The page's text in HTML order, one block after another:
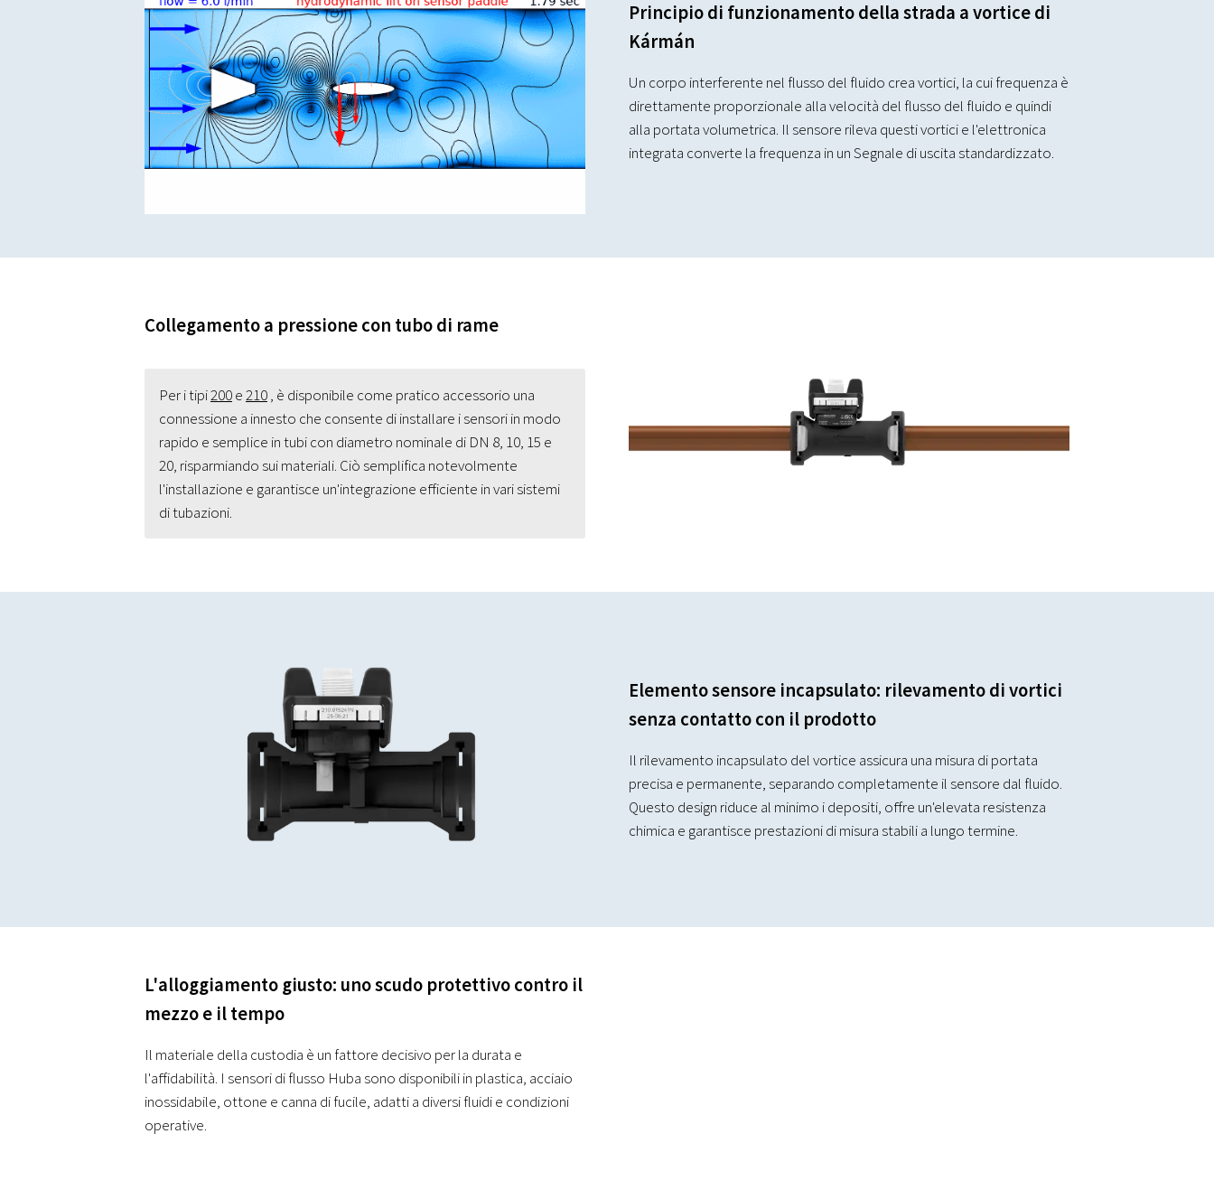
Principio di funzionamento della strada a vortice di
Kármán
Un corpo interferente nel flusso del fluido crea vortici, la cui frequenza è
direttamente proporzionale alla velocità del flusso del fluido e quindi
alla portata volumetrica. Il sensore rileva questi vortici e l'elettronica
integrata converte la frequenza in un Segnale di uscita standardizzato.
Collegamento a pressione con tubo di rame
Per i tipi200e210, è disponibile come pratico accessorio una
connessione a innesto che consente di installare i sensori in modo
rapido e semplice in tubi con diametro nominale di DN 8, 10, 15 e
20, risparmiando sui materiali. Ciò semplifica notevolmente
l'installazione e garantisce un'integrazione efficiente in vari sistemi
di tubazioni.
Elemento sensore incapsulato: rilevamento di vortici
senza contatto con il prodotto
Il rilevamento incapsulato del vortice assicura una misura di portata
precisa e permanente, separando completamente il sensore dal fluido.
Questo design riduce al minimo i depositi, offre un'elevata resistenza
chimica e garantisce prestazioni di misura stabili a lungo termine.
L'alloggiamento giusto: uno scudo protettivo contro il
mezzo e il tempo
Il materiale della custodia è un fattore decisivo per la durata e
l'affidabilità. I sensori di flusso Huba sono disponibili in plastica, acciaio
inossidabile, ottone e canna di fucile, adatti a diversi fluidi e condizioni
operative.